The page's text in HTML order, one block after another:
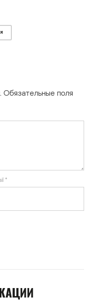
Обязательные поля
*